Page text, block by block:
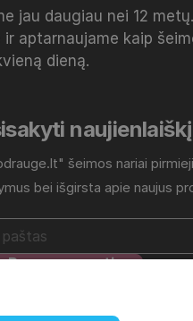
jau daugiau nei 12
aptarnaujame kaip
dieną.
naujienlaiškį
šeimos nariai
bei išgirsta apie naujus